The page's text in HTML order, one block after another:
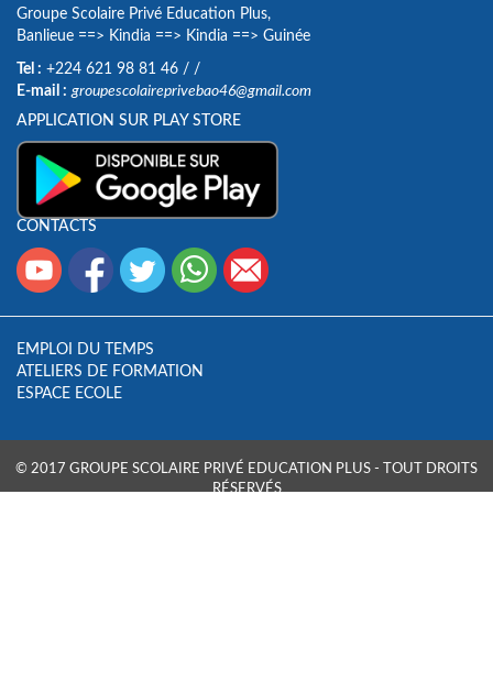
Groupe Scolaire Privé Education Plus,
Banlieue ==> Kindia ==> Kindia ==> Guinée
Tel : +224 621 98 81 46 / /
E-mail : groupescolaireprivebao46@gmail.com
APPLICATION SUR PLAY STORE
CONTACTS
EMPLOI DU TEMPS
ATELIERS DE FORMATION
ESPACE ECOLE
© 2017 GROUPE SCOLAIRE PRIVÉ EDUCATION PLUS - TOUT DROITS
RÉSERVÉS